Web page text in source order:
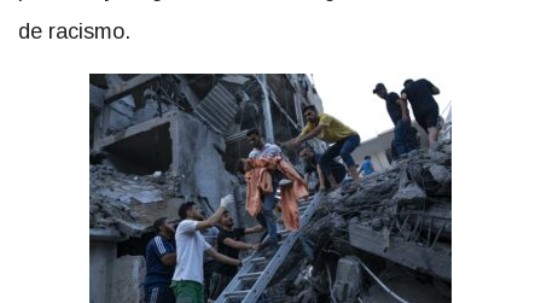
de racismo.